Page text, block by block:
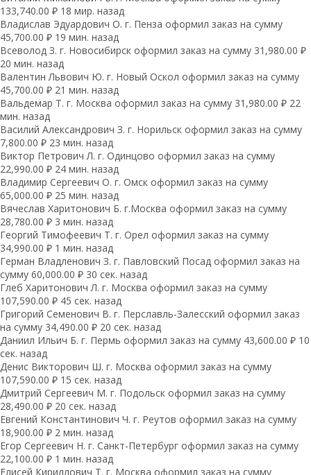
133,740.00 ₽ 18 мир. назад
Владислав Эдуардович О. г. Пенза оформил заказ на сумму
45,700.00 ₽ 19 мин. назад
Всеволод З. г. Новосибирск оформил заказ на сумму 31,980.00 ₽
20 мин. назад
Валентин Львович Ю. г. Новый Оскол оформил заказ на сумму
45,700.00 ₽ 21 мин. назад
Вальдемар Т. г. Москва оформил заказ на сумму 31,980.00 ₽ 22
мин. назад
Василий Александрович З. г. Норильск оформил заказ на сумму
7,800.00 ₽ 23 мин. назад
Виктор Петрович Л. г. Одинцово оформил заказ на сумму
22,990.00 ₽ 24 мин. назад
Владимир Сергеевич О. г. Омск оформил заказ на сумму
65,000.00 ₽ 25 мин. назад
Вячеслав Харитонович Б. г.Москва оформил заказ на сумму
28,780.00 ₽ 3 мин. назад
Георгий Тимофеевич Т. г. Орел оформил заказ на сумму
34,990.00 ₽ 1 мин. назад
Герман Владленович З. г. Павловский Посад оформил заказ на
сумму 60,000.00 ₽ 30 сек. назад
Глеб Харитонович Л. г. Москва оформил заказ на сумму
107,590.00 ₽ 45 сек. назад
Григорий Семенович В. г. Перславль-Залесский оформил заказ
на сумму 34,490.00 ₽ 20 сек. назад
Даниил Ильич Б. г. Пермь оформил заказ на сумму 43,600.00 ₽ 10
сек. назад
Денис Викторович Ш. г. Москва оформил заказ на сумму
107,590.00 ₽ 15 сек. назад
Дмитрий Сергеевич М. г. Подольск оформил заказ на сумму
28,490.00 ₽ 20 сек. назад
Евгений Константинович Ч. г. Реутов оформил заказ на сумму
18,900.00 ₽ 2 мин. назад
Егор Сергеевич Н. г. Санкт-Петербург оформил заказ на сумму
22,100.00 ₽ 1 мин. назад
Елисей Кириллович Т. г. Москва оформил заказ на сумму